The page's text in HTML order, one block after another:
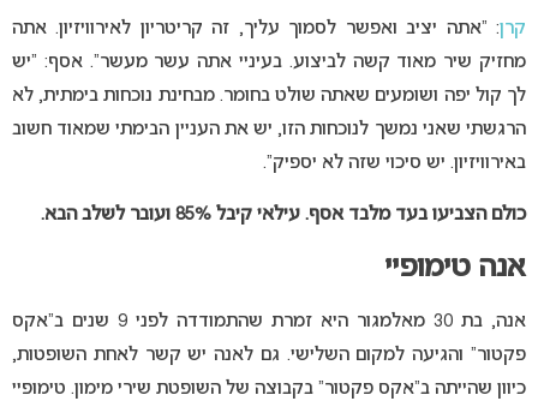
קרן: “אתה יציב ואפשר לסמוך עליך, זה קריטריון לאירוויזיון. אתה
מחזיק שיר מאוד קשה לביצוע. בעיניי אתה עשר מעשר”. אסף: “יש
לך קול יפה ושומעים שאתה שולט בחומר. מבחינת נוכחות בימתית, לא
הרגשתי שאני נמשך לנוכחות הזו, יש את העניין הבימתי שמאוד חשוב
באירוויזיון. יש סיכוי שזה לא יספיק”.
כולם הצביעו בעד מלבד אסף. עילאי קיבל 85% ועובר לשלב הבא.
אנה טימופיי
אנה, בת 30 מאלמגור היא זמרת שהתמודדה לפני 9 שנים ב”אקס
פקטור” והגיעה למקום השלישי. גם לאנה יש קשר לאחת השופטות,
כיוון שהייתה ב”אקס פקטור” בקבוצה של השופטת שירי מימון. טימופיי